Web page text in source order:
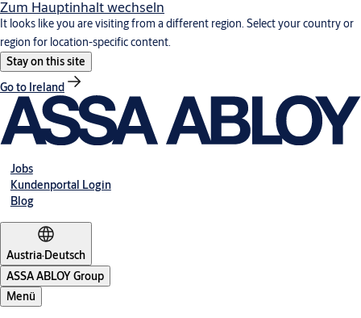
Zum Hauptinhalt wechseln
It looks like you are visiting from a different region. Select your country or
region for location-specific content.
Stay on this site
Go to Ireland
Jobs
Kundenportal Login
Blog
Austria·Deutsch
ASSA ABLOY Group
Menü